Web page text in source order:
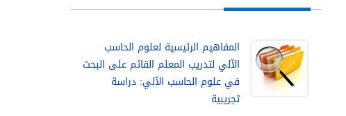
المفاهيم الرئيسية لعلوم الحاسب
الآلي لتدريب المعلم القائم على البحث
في علوم الحاسب الآلي: دراسة
تجريبية